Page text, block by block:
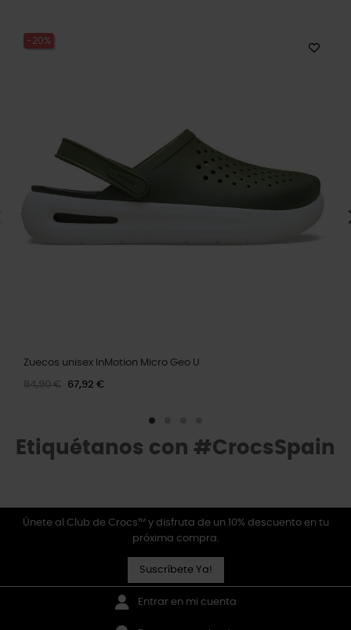
-20%
Zuecos unisex InMotion Micro Geo U
84,90 € 67,92 €
Etiquétanos con #CrocsSpain
Únete al Club de Crocs™ y disfruta de un 10% descuento en tu
próxima compra.
Suscríbete Ya!
Entrar en mi cuenta